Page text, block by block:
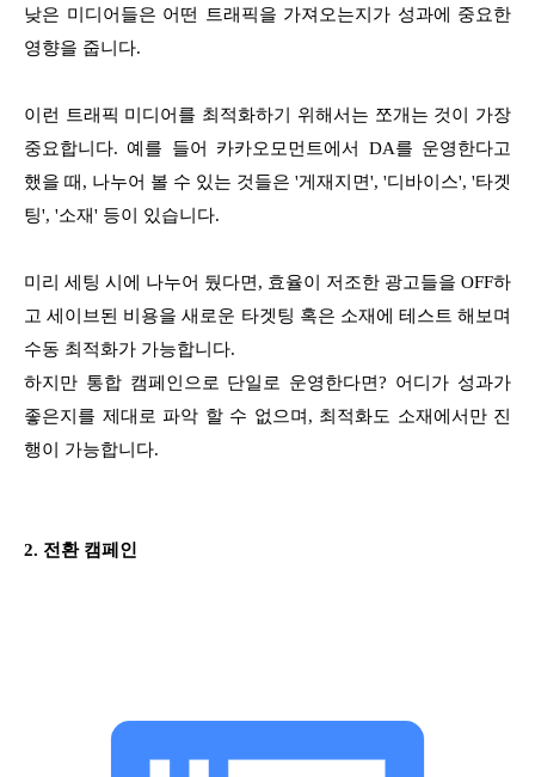
낮은 미디어들은 어떤 트래픽을 가져오는지가 성과에 중요한
영향을 줍니다.
이런 트래픽 미디어를 최적화하기 위해서는 쪼개는 것이 가장
중요합니다. 예를 들어 카카오모먼트에서 DA를 운영한다고
했을 때, 나누어 볼 수 있는 것들은 '게재지면', '디바이스', '타겟
팅', '소재' 등이 있습니다.
미리 세팅 시에 나누어 뒀다면, 효율이 저조한 광고들을 OFF하
고 세이브된 비용을 새로운 타겟팅 혹은 소재에 테스트 해보며
수동 최적화가 가능합니다.
하지만 통합 캠페인으로 단일로 운영한다면? 어디가 성과가
좋은지를 제대로 파악 할 수 없으며, 최적화도 소재에서만 진
행이 가능합니다.
2. 전환 캠페인